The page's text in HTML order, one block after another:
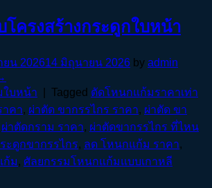
ครงสร้างกระดูกใบหน้า
ยน 202614 มิถุนายน 2026 by admin
ใบหน้า Tagged ตัดโหนกแก้มราคาเท่า
คา, ผ่าตัด ขากรรไกร ราคา, ผ่าตัด ขา
ผ่าตัดกราม ราคา, ผ่าตัดขากรรไกร ที่ไหน
ะดูกขากรรไกร, ลด โหนกแก้ม ราคา,
ก้ม, ศัลยกรรมโหนกแก้มแบบเกาหลี